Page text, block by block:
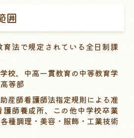
囲
法で規定されている全日制課
校、中高一貫教育の中等教育学
等部
産師看護師法指定規則による准
師養成所、この他中学校卒業
種調理・美容・服飾・工業技術